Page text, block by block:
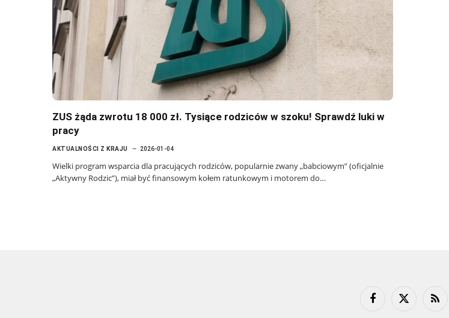
ZUS żąda zwrotu 18 000 zł. Tysiące rodziców w szoku! Sprawdź luki w
pracy
AKTUALNOŚCI Z KRAJU 2026-01-04
Wielki program wsparcia dla pracujących rodziców, popularnie zwany „babciowym” (oficjalnie
„Aktywny Rodzic”), miał być finansowym kołem ratunkowym i motorem do…
FacebookX
RSS